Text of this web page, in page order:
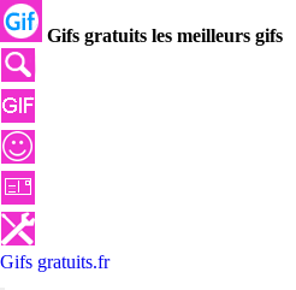
Gifs gratuits les meilleurs gifs
Gifs gratuits.fr